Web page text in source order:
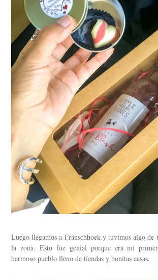
Luego llegamos a Franschhoek y tuvimos algo de
la zona. Esto fue genial porque era mi
hermoso pueblo lleno de tiendas y bonitas casas.